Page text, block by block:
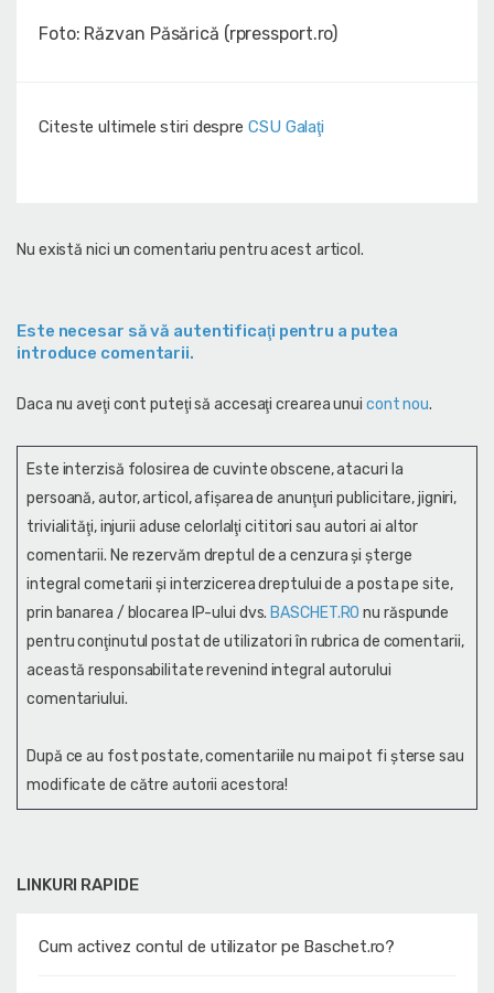
LINKURI RAPIDE
Cum activez contul de utilizator pe Baschet.ro?
Foto: Răzvan Păsărică (rpressport.ro)
Citeste ultimele stiri despre CSU Galaţi
Nu există nici un comentariu pentru acest articol.
Este necesar să vă autentificaţi pentru a putea
introduce comentarii.
Daca nu aveţi cont puteţi să accesaţi crearea unui cont nou.
Este interzisă folosirea de cuvinte obscene, atacuri la
persoană, autor, articol, afişarea de anunţuri publicitare, jigniri,
trivialităţi, injurii aduse celorlalţi cititori sau autori ai altor
comentarii. Ne rezervăm dreptul de a cenzura și şterge
integral cometarii și interzicerea dreptului de a posta pe site,
prin banarea / blocarea IP-ului dvs. BASCHET.RO nu răspunde
pentru conţinutul postat de utilizatori în rubrica de comentarii,
această responsabilitate revenind integral autorului
comentariului.
După ce au fost postate, comentariile nu mai pot fi șterse sau
modificate de către autorii acestora!